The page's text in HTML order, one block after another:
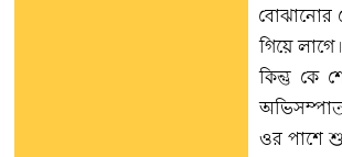
বোঝানোর
গিয়ে
কিন্তু কে
ওর পাশে